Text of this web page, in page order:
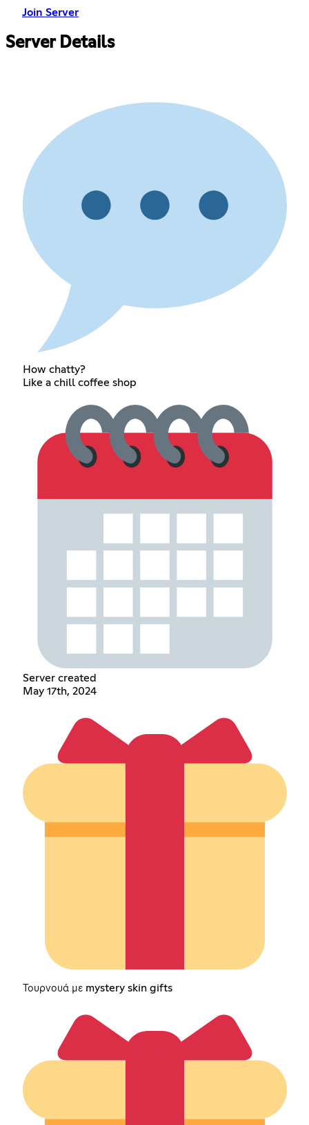
Join Server
Server Details
How chatty?
Like a chill coffee shop
Server created
May 17th, 2024
Τουρνουά με mystery skin gifts